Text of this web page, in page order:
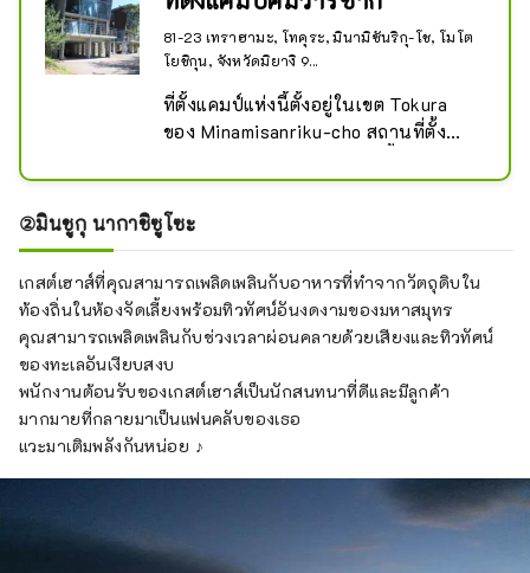
81-23 เทราฮามะ, โทคุระ, มินามิซันริกุ-โช, โมโต
โยชิกุน, จังหวัดมิยางิ 9...
ที่ตั้งแคมป์แห่งนี้ตั้งอยู่ในเขต Tokura
ของ Minamisanriku-cho สถานที่ตั้ง
วันหยุดสิ้นปีและปีใหม่
สามารถมองเห็นพระอาทิตย์ขึ้นที่
เนินเขาหันหน้าไปทางมหาสมุทรแปซิฟิก
นอกจากนี้ "Kamiwari Kanko Plaza" ซึ่ง
เป็นสิ่งอำนวยความสะดวกในสถานที่ ยัง
เปิดให้บริการสำหรับมื้อกลางวันในรูป
แบบซื้อกลับบ้าน ดังนั้นจึงสามารถใช้
เป็นร้านอาหารได้ด้วย
②มินชูกุ นากาชิซูโซะ
เกสต์เฮาส์ที่คุณสามารถเพลิดเพลินกับอาหารที่ทำจากวัตถุดิบใน
ท้องถิ่นในห้องจัดเลี้ยงพร้อมทิวทัศน์อันงดงามของมหาสมุทร
คุณสามารถเพลิดเพลินกับช่วงเวลาผ่อนคลายด้วยเสียงและทิวทัศน์
ของทะเลอันเงียบสงบ
พนักงานต้อนรับของเกสต์เฮาส์เป็นนักสนทนาที่ดีและมีลูกค้า
มากมายที่กลายมาเป็นแฟนคลับของเธอ
แวะมาเติมพลังกันหน่อย ♪